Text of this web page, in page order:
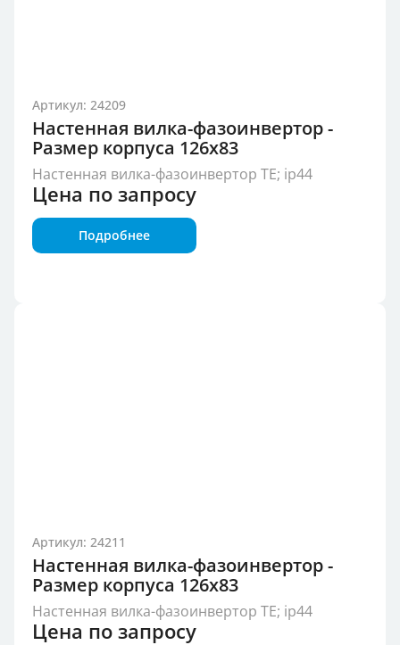
Артикул: 24209
Настенная вилка-фазоинвертор -
Размер корпуса 126x83
Настенная вилка-фазоинвертор TE; ip44
Цена по запросу
Подробнее
Артикул: 24211
Настенная вилка-фазоинвертор -
Размер корпуса 126x83
Настенная вилка-фазоинвертор TE; ip44
Цена по запросу